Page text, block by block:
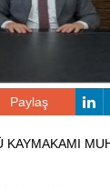
Paylaş
KAYMAKAMI